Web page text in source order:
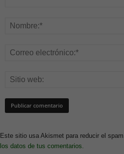
Este sitio usa Akismet para reducir el spam.
los datos de tus comentarios.